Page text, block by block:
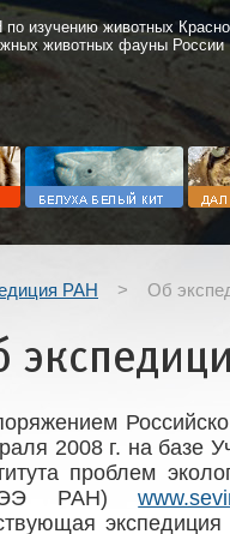
изучению животных
животных фауны России
РАН > Об
2008 г. на базе
проблем
РАН)